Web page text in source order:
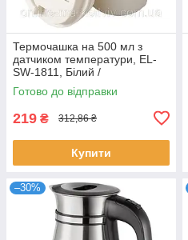
Термочашка на 500 мл з
датчиком температури, EL-
SW-1811, Білий /
Термокружка з сенсорним
дисплеєм / Розумний термос
Готово до відправки
219 ₴ 312,86 ₴
Купити
–30%